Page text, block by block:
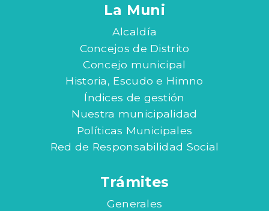
La Muni
Alcaldía
Concejos de Distrito
Concejo municipal
Historia, Escudo e Himno
Índices de gestión
Nuestra municipalidad
Políticas Municipales
Red de Responsabilidad Social
Trámites
Generales